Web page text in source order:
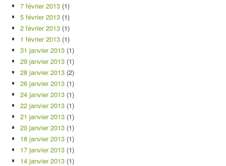
7 février 2013 (1)
5 février 2013 (1)
2 février 2013 (1)
1 février 2013 (1)
31 janvier 2013 (1)
29 janvier 2013 (1)
28 janvier 2013 (2)
26 janvier 2013 (1)
24 janvier 2013 (1)
22 janvier 2013 (1)
21 janvier 2013 (1)
20 janvier 2013 (1)
18 janvier 2013 (1)
17 janvier 2013 (1)
14 janvier 2013 (1)